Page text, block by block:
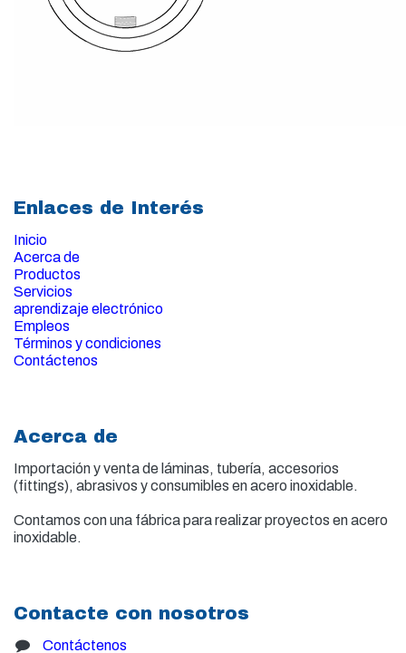
Enlaces de Interés
Inicio
Acerca de
Productos
Servicios
aprendizaje electrónico
Empleos
Términos y condiciones
Contáctenos
Acerca de
Importación y venta de láminas, tubería, accesorios
(fittings), abrasivos y consumibles en acero inoxidable.
Contamos con una fábrica para realizar proyectos en acero
inoxidable.
Contacte con nosotros
Contáctenos